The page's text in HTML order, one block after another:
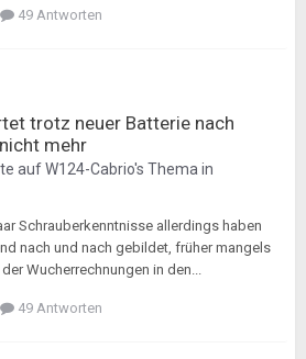
49 Antworten
trotz neuer Batterie nach
mehr
aufW124-Cabrio's Thema in
Schrauberkenntnisse allerdings haben
nach und nach gebildet, früher mangels
Wucherrechnungen in den...
49 Antworten